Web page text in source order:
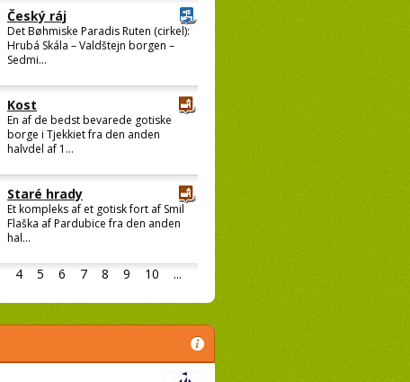
4 5 6 7 8 9 10 ...
Český ráj
Det Bøhmiske Paradis Ruten (cirkel):
Hrubá Skála – Valdštejn borgen –
Sedmi...
Kost
En af de bedst bevarede gotiske
borge i Tjekkiet fra den anden
halvdel af 1...
Staré hrady
Et kompleks af et gotisk fort af Smil
Flaška af Pardubice fra den anden
hal...